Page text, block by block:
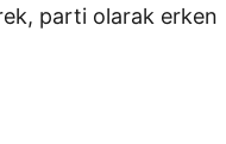
parti olarak erken